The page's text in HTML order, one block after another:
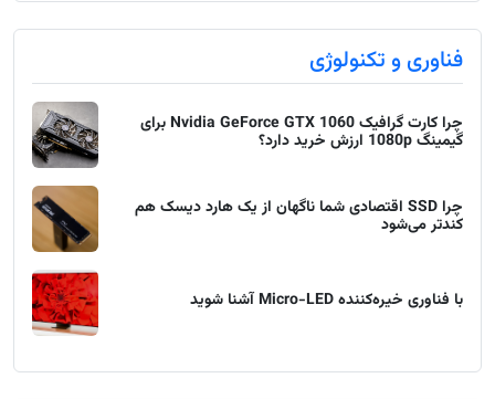
فناوری و تکنولوژی
چرا کارت گرافیک Nvidia GeForce GTX 1060 برای
گیمینگ 1080p ارزش خرید دارد؟
چرا SSD اقتصادی شما ناگهان از یک هارد دیسک هم
کندتر می‌شود
با فناوری خیره‌کننده Micro-LED آشنا شوید